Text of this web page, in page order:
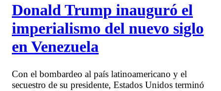
Donald Trump inauguró el
imperialismo del nuevo siglo
en Venezuela
Con el bombardeo al país latinoamericano y el
secuestro de su presidente, Estados Unidos terminó